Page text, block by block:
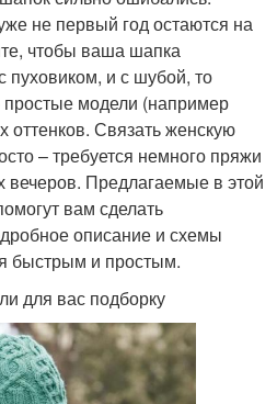
не первый год остаются на
чтобы ваша шапка
пуховиком, и с шубой, то
модели (например
оттенков. Связать женскую
– требуется немного пряжи
вечеров. Предлагаемые в этой
вам сделать
описание и схемы
быстрым и простым.
для вас подборку